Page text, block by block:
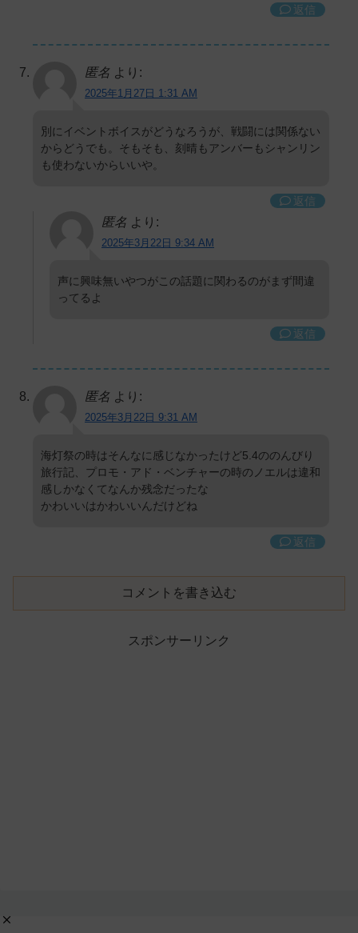
返信
匿名 より:
2025年1月27日 1:31 AM
別にイベントボイスがどうなろうが、戦闘には関係ない
からどうでも。そもそも、刻晴もアンバーもシャンリン
も使わないからいいや。
返信
匿名 より:
2025年3月22日 9:34 AM
声に興味無いやつがこの話題に関わるのがまず間違
ってるよ
返信
匿名 より:
2025年3月22日 9:31 AM
海灯祭の時はそんなに感じなかったけど5.4ののんびり
旅行記、プロモ・アド・ベンチャーの時のノエルは違和
感しかなくてなんか残念だったな
かわいいはかわいいんだけどね
返信
コメントを書き込む
スポンサーリンク